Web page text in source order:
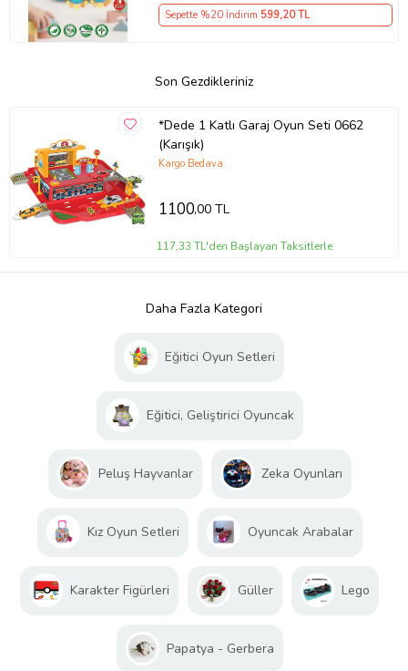
Sepette %20 İndirim 599,20 TL
Son Gezdikleriniz
*Dede 1 Katlı Garaj Oyun Seti 0662
(Karışık)
Kargo Bedava
1100,00 TL
117,33 TL'den Başlayan Taksitlerle
Daha Fazla Kategori
Eğitici Oyun Setleri
Eğitici, Geliştirici Oyuncak
Peluş Hayvanlar Zeka Oyunları
Kız Oyun Setleri Oyuncak Arabalar
Karakter Figürleri Güller Lego
Papatya - Gerbera